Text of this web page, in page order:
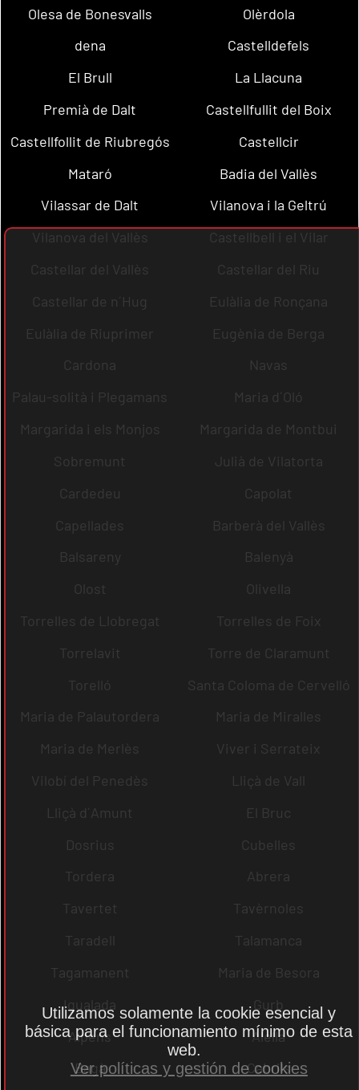
Olesa de Bonesvalls
Olèrdola
dena
Castelldefels
El Brull
La Llacuna
Premià de Dalt
Castellfullit del Boix
Castellfollit de Riubregós
Castellcir
Mataró
Badia del Vallès
Vilassar de Dalt
Vilanova i la Geltrú
Vilanova del Vallès
Castellbell i el Vilar
Castellar del Vallès
Castellar del Riu
Castellar de n´Hug
Eulàlia de Ronçana
Eulàlia de Riuprimer
Eugènia de Berga
Cardona
Navas
Palau-solità i Plegamans
Maria d´Oló
Margarida i els Monjos
Margarida de Montbui
Sobremunt
Julià de Vilatorta
Cardedeu
Capolat
Capellades
Barberà del Vallès
Balsareny
Balenyà
Olost
Olivella
Torrelles de Llobregat
Torrelles de Foix
Torrelavit
Torre de Claramunt
Torelló
Santa Coloma de Cervelló
Maria de Palautordera
Maria de Miralles
Maria de Merlès
Viver i Serrateix
Vilobí del Penedès
Lliçà de Vall
Lliçà d´Amunt
El Bruc
Dosrius
Cubelles
Tordera
Abrera
Tavertet
Tavèrnoles
Taradell
Talamanca
Tagamanent
Maria de Besora
Igualada
Gurb
Alpens
Alella
Bagà
Cabrils
Utilizamos solamente la cookie esencial y
básica para el funcionamiento mínimo de esta
web.
Ver políticas y gestión de cookies